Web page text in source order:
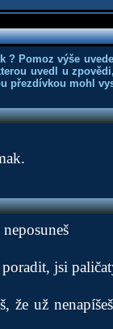
? Pomoz výše
uvedl u
přezdívkou mohl
poradit, jsi
že už